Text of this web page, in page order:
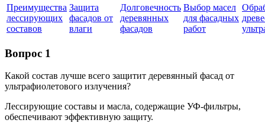
Преимущества
лессирующих
составов
Защита
фасадов от
влаги
Долговечность
деревянных
фасадов
Выбор масел
для фасадных
работ
Вопрос 1
Какой состав лучше всего защитит деревянный фасад от
ультрафиолетового излучения?
Лессирующие составы и масла, содержащие УФ-фильтры,
обеспечивают эффективную защиту.